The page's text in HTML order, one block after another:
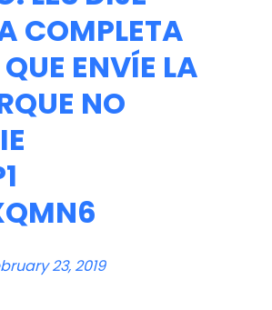
COMPLETA
ENVÍE LA
NO
23, 2019